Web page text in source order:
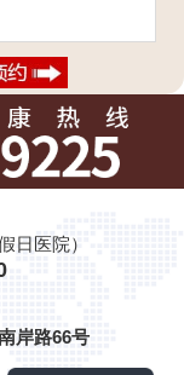
日医院）
岸路66号